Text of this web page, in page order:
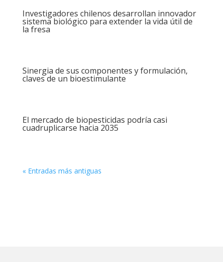
Investigadores chilenos desarrollan innovador
sistema biológico para extender la vida útil de
la fresa
Sinergia de sus componentes y formulación,
claves de un bioestimulante
El mercado de biopesticidas podría casi
cuadruplicarse hacia 2035
« Entradas más antiguas